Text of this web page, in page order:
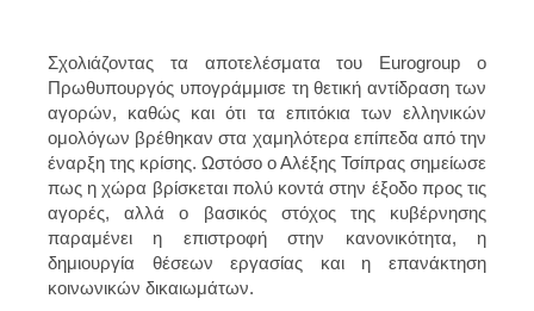
Σχολιάζοντας τα αποτελέσματα του Eurogroup ο
Πρωθυπουργός υπογράμμισε τη θετική αντίδραση των
αγορών, καθώς και ότι τα επιτόκια των ελληνικών
ομολόγων βρέθηκαν στα χαμηλότερα επίπεδα από την
έναρξη της κρίσης. Ωστόσο ο Αλέξης Τσίπρας σημείωσε
πως η χώρα βρίσκεται πολύ κοντά στην έξοδο προς τις
αγορές, αλλά ο βασικός στόχος της κυβέρνησης
παραμένει η επιστροφή στην κανονικότητα, η
δημιουργία θέσεων εργασίας και η επανάκτηση
κοινωνικών δικαιωμάτων.